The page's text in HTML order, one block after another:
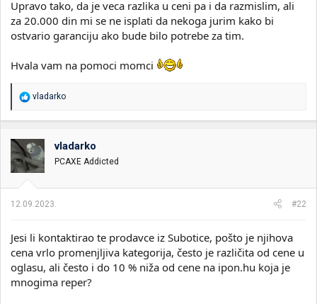
Upravo tako, da je veca razlika u ceni pa i da razmislim, ali
za 20.000 din mi se ne isplati da nekoga jurim kako bi
ostvario garanciju ako bude bilo potrebe za tim.
Hvala vam na pomoci momci
R
o
v
a
n
:
vladarko
vladarko
PCAXE Addicted
12.09.2023. #22
Jesi li kontaktirao te prodavce iz Subotice, pošto je njihova
cena vrlo promenjljiva kategorija, često je različita od cene u
oglasu, ali često i do 10 % niža od cene na ipon.hu koja je
mnogima reper?